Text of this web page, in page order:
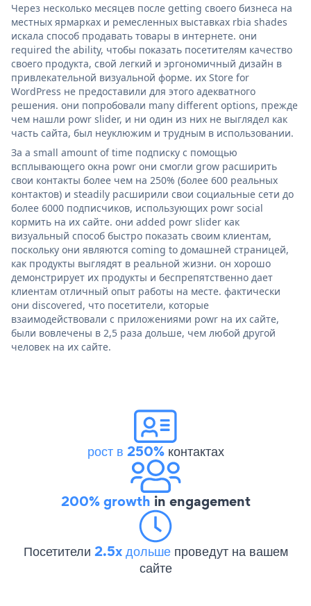
Через несколько месяцев после getting своего бизнеса на
местных ярмарках и ремесленных выставках rbia shades
искала способ продавать товары в интернете. они
required the ability, чтобы показать посетителям качество
своего продукта, свой легкий и эргономичный дизайн в
привлекательной визуальной форме. их Store for
WordPress не предоставили для этого адекватного
решения. они попробовали many different options, прежде
чем нашли powr slider, и ни один из них не выглядел как
часть сайта, был неуклюжим и трудным в использовании.
За a small amount of time подписку с помощью
всплывающего окна powr они смогли grow расширить
свои контакты более чем на 250% (более 600 реальных
контактов) и steadily расширили свои социальные сети до
более 6000 подписчиков, использующих powr social
кормить на их сайте. они added powr slider как
визуальный способ быстро показать своим клиентам,
поскольку они являются coming to домашней страницей,
как продукты выглядят в реальной жизни. он хорошо
демонстрирует их продукты и беспрепятственно дает
клиентам отличный опыт работы на месте. фактически
они discovered, что посетители, которые
взаимодействовали с приложениями powr на их сайте,
были вовлечены в 2,5 раза дольше, чем любой другой
человек на их сайте.
рост в 250%контактах
200% growth in engagement
Посетители 2.5x дольше проведут на вашем
сайте